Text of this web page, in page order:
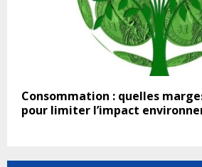
Consommation : quelles
pour limiter l’impact